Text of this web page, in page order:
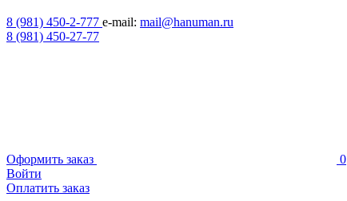
8 (981) 450-2-777 e-mail: mail@hanuman.ru
8 (981) 450-27-77
Оформить заказ
0
Войти
Оплатить заказ